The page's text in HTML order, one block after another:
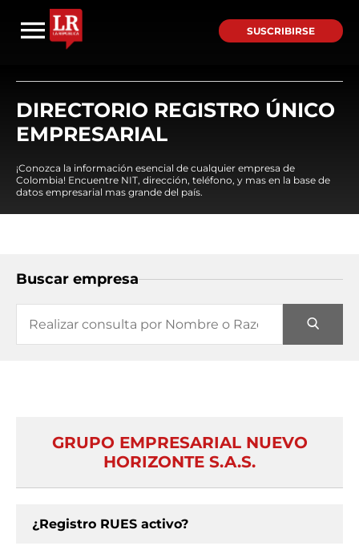
SUSCRIBIRSE
DIRECTORIO REGISTRO ÚNICO
EMPRESARIAL
¡Conozca la información esencial de cualquier empresa de
Colombia! Encuentre NIT, dirección, teléfono, y mas en la base de
datos empresarial mas grande del país.
Buscar empresa
GRUPO EMPRESARIAL NUEVO
HORIZONTE S.A.S.
¿Registro RUES activo?